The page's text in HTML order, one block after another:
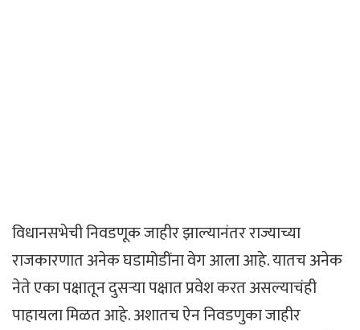
विधानसभेची निवडणूक जाहीर झाल्यानंतर राज्याच्या
राजकारणात अनेक घडामोडींना वेग आला आहे. यातच अनेक
नेते एका पक्षातून दुसऱ्या पक्षात प्रवेश करत असल्याचंही
पाहायला मिळत आहे. अशातच ऐन निवडणुका जाहीर